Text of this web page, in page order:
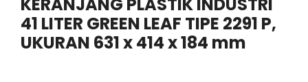
41 LITER GREEN LEAF TIPE 2291 P,
UKURAN 631 x 414 x 184 mm